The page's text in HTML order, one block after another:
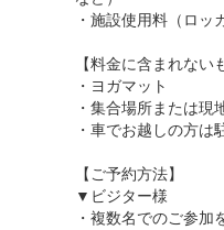
・施設使用料（ロッ
【料金に含まれない
・ヨガマット
・集合場所または現
・車でお越しの方は
【ご予約方法】
▼ビジター様
・複数名でのご参